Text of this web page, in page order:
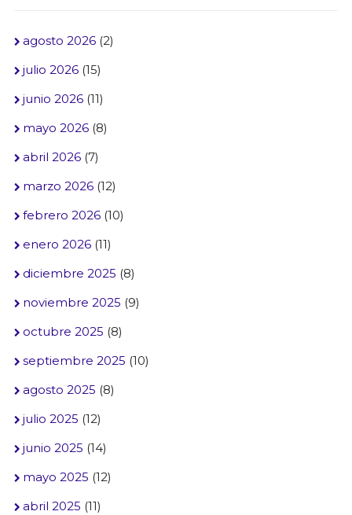
agosto 2026(2)
julio 2026(15)
junio 2026(11)
mayo 2026(8)
abril 2026(7)
marzo 2026(12)
febrero 2026(10)
enero 2026(11)
diciembre 2025 (8)
noviembre 2025 (9)
octubre 2025 (8)
septiembre 2025 (10)
agosto 2025 (8)
julio 2025 (12)
junio 2025 (14)
mayo 2025 (12)
abril 2025 (11)